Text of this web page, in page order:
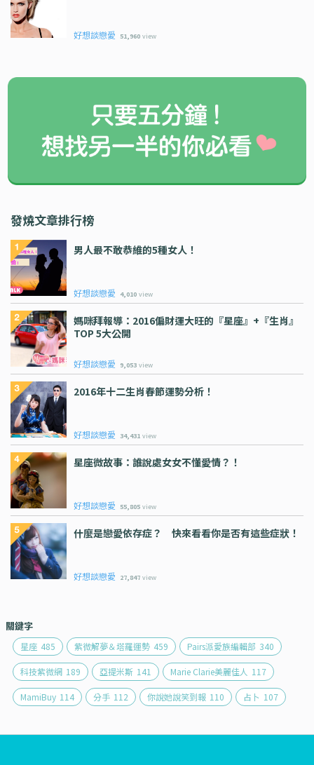
好想談戀愛 51,960 view
發燒文章排行榜
男人最不敢恭維的5種女人！
好想談戀愛 4,010 view
媽咪拜報導：2016偏財運大旺的『星座』+『生肖』
TOP 5大公開
好想談戀愛 9,053 view
2016年十二生肖春節運勢分析！
好想談戀愛 34,431 view
星座微故事：誰說處女女不懂愛情？！
好想談戀愛 55,805 view
什麼是戀愛依存症？ 快來看看你是否有這些症狀！
好想談戀愛 27,847 view
關鍵字
星座 485 紫微解夢＆塔羅運勢 459 Pairs派愛族編輯部 340
科技紫微網 189 亞提米斯 141 Marie Clarie美麗佳人 117
MamiBuy 114 分手 112 你說她說笑到報 110 占卜 107